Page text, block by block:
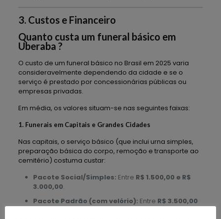
3. Custos e Financeiro
Quanto custa um funeral básico em
Uberaba ?
O custo de um funeral básico no Brasil em 2025 varia
consideravelmente dependendo da cidade e se o
serviço é prestado por concessionárias públicas ou
empresas privadas.
Em média, os valores situam-se nas seguintes faixas:
1. Funerais em Capitais e Grandes Cidades
Nas capitais, o serviço básico (que inclui urna simples,
preparação básica do corpo, remoção e transporte ao
cemitério) costuma custar:
Pacote Social/Simples: Entre R$ 1.500,00 e R$
3.000,00.
Pacote Padrão (com velório): Entre R$ 3.500,00